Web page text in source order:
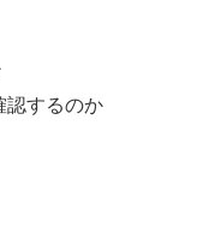
認するのか